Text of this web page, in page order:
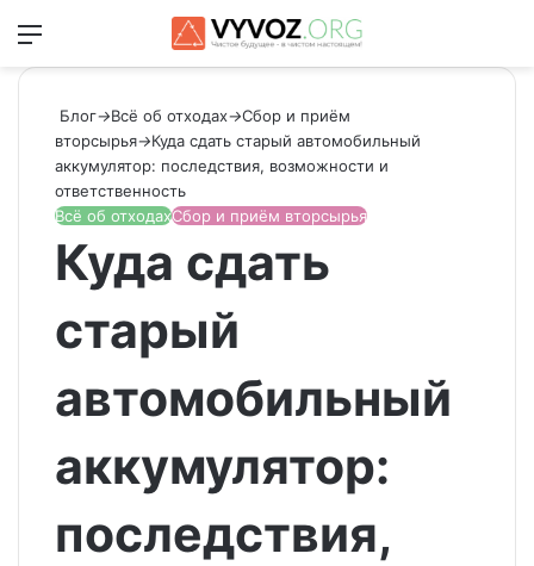
Меню
Блог→Всё об отходах→Сбор и приём
вторсырья→Куда сдать старый автомобильный
аккумулятор: последствия, возможности и
ответственность
Всё об отходахСбор и приём вторсырья
Куда сдать
старый
автомобильный
аккумулятор:
последствия,